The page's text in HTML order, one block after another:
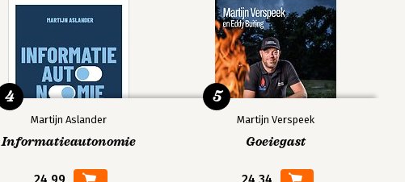
Martijn Aslander
Informatieautonomie
24,99
4
Martijn Verspeek
Goeiegast
24,34
5